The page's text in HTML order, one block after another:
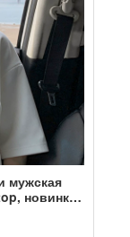
мужская
новинка